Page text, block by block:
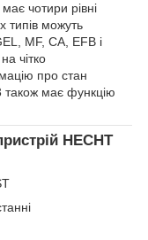
чотири рівні
типів можуть
MF, CA, EFB і
чітко
про стан
також має функцію
HECHT